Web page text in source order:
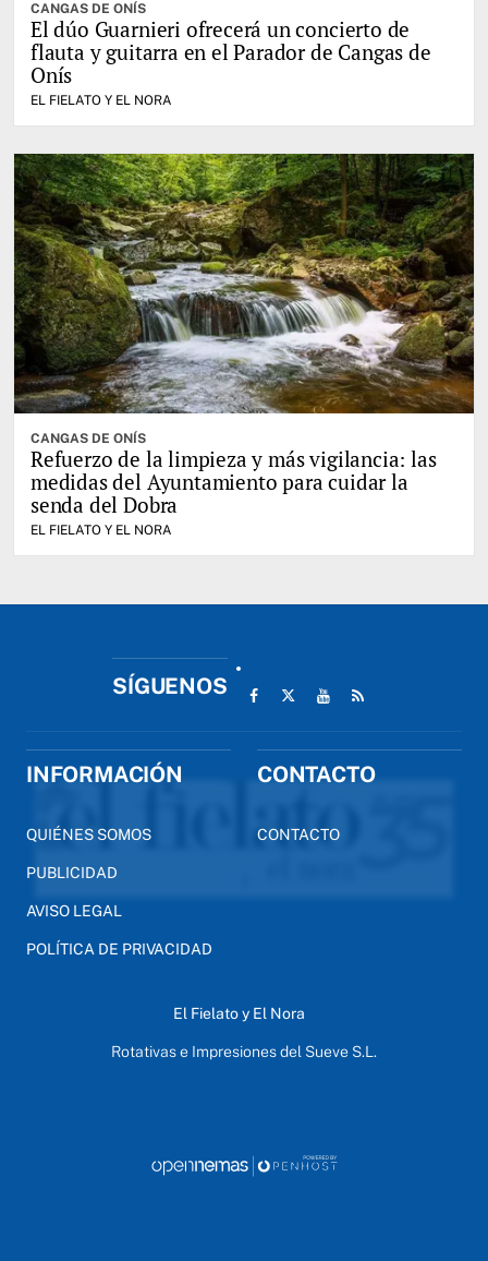
CANGAS DE ONÍS
El dúo Guarnieri ofrecerá un concierto de
flauta y guitarra en el Parador de Cangas de
Onís
EL FIELATO Y EL NORA
CANGAS DE ONÍS
Refuerzo de la limpieza y más vigilancia: las
medidas del Ayuntamiento para cuidar la
senda del Dobra
EL FIELATO Y EL NORA
SÍGUENOS
INFORMACIÓN
QUIÉNES SOMOS
PUBLICIDAD
AVISO LEGAL
POLÍTICA DE PRIVACIDAD
CONTACTO
CONTACTO
El Fielato y El Nora
Rotativas e Impresiones del Sueve S.L.